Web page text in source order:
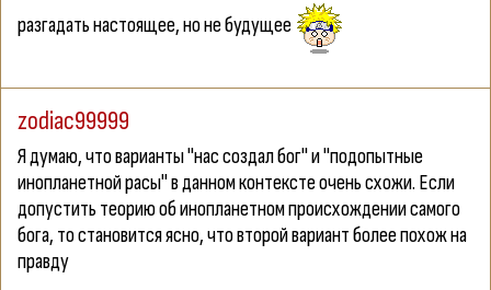
разгадать настоящее, но не будущее
zodiac99999
Я думаю, что варианты "нас создал бог" и "подопытные
инопланетной расы" в данном контексте очень схожи. Если
допустить теорию об инопланетном происхождении самого
бога, то становится ясно, что второй вариант более похож на
правду